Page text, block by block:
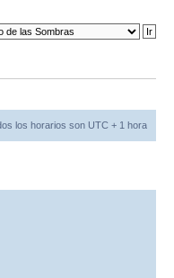
los horarios son UTC + 1 hora